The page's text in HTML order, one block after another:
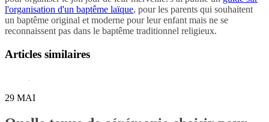
l'organisation d'un baptême laïque, pour les parents qui souhaitent
un baptême original et moderne pour leur enfant mais ne se
reconnaissent pas dans le baptême traditionnel religieux.
Articles similaires
29 MAI